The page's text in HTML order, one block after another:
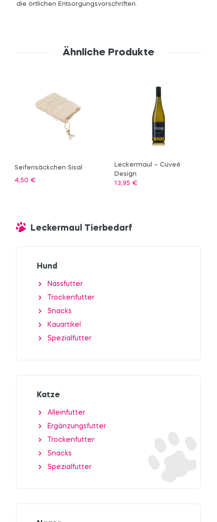
die örtlichen Entsorgungsvorschriften.
Ähnliche Produkte
Seifensäckchen Sisal
4,50 €
Leckermaul – Cuveé
Design
13,95 €
Leckermaul Tierbedarf
Hund
Nassfutter
Trockenfutter
Snacks
Kauartikel
Spezialfutter
Katze
Alleinfutter
Ergänzungsfutter
Trockenfutter
Snacks
Spezialfutter